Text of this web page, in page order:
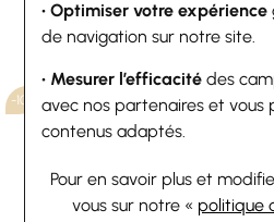
• Optimiser votre expérience
de navigation sur notre site.
• Mesurer l’efficacité des
avec nos partenaires et vous
contenus adaptés.
Pour en savoir plus et
vous sur notre « politique
-10%
FOSSIL
58,50 €65 €
sans frais
-